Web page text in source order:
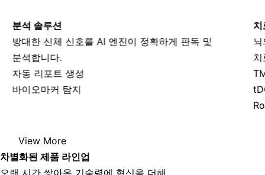
분석 솔루션
방대한 신체 신호를 AI 엔진이 정확하게 판독 및
분석합니다.
자동 리포트 생성
바이오마커 탐지
치
View More
차별화된 제품 라인업